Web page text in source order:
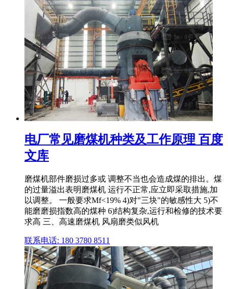
电厂常见磨煤机种类及工作原理 百度
文库
磨煤机部件磨损过多或 调整不当也会造成煤的排出。煤
的过量溢出表明磨煤机 运行不正常,应立即采取措施,加
以调整。 一般要求Mf<19% 4)对"三块"的敏感性大 5)不
能磨磨损指数高的煤种 6)结构复杂,运行和检修的技术要
求高 三、高速磨煤机 风扇磨类似风机
联系电话: 180 3780 8511